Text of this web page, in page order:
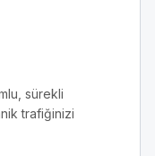
sürekli
trafiğinizi